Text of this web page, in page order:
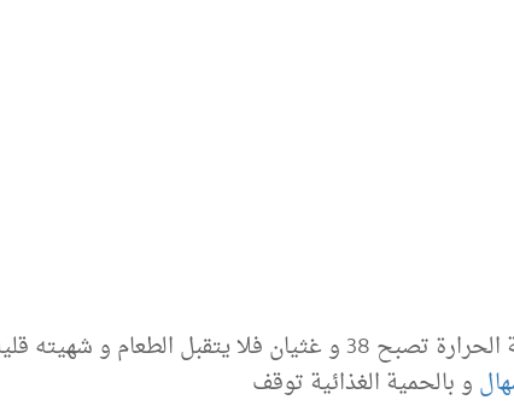
طفلي عنده الم في البطن و يزداد عند الاكل مع ارتفاع في درجة الحرارة تصبح 38 و
و بالحمية الغذائية توقف